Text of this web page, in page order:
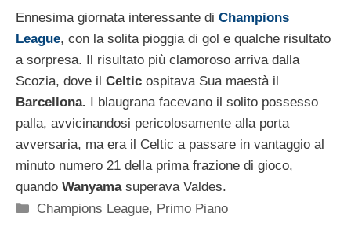
Ennesima giornata interessante di Champions
League, con la solita pioggia di gol e qualche risultato
a sorpresa. Il risultato più clamoroso arriva dalla
Scozia, dove il Celtic ospitava Sua maestà il
Barcellona. I blaugrana facevano il solito possesso
palla, avvicinandosi pericolosamente alla porta
avversaria, ma era il Celtic a passare in vantaggio al
minuto numero 21 della prima frazione di gioco,
quando Wanyamasuperava Valdes.
Categorie
Champions League, Primo Piano